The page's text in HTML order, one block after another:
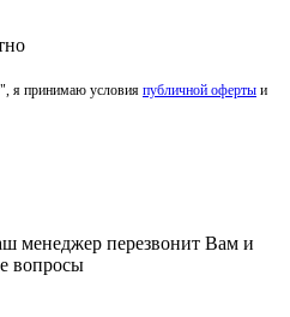
я принимаю условия публичной оферты и
менеджер перезвонит Вам и
вопросы